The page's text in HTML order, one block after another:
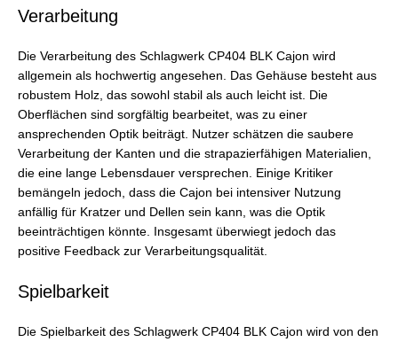
Verarbeitung
Die Verarbeitung des Schlagwerk CP404 BLK Cajon wird
allgemein als hochwertig angesehen. Das Gehäuse besteht aus
robustem Holz, das sowohl stabil als auch leicht ist. Die
Oberflächen sind sorgfältig bearbeitet, was zu einer
ansprechenden Optik beiträgt. Nutzer schätzen die saubere
Verarbeitung der Kanten und die strapazierfähigen Materialien,
die eine lange Lebensdauer versprechen. Einige Kritiker
bemängeln jedoch, dass die Cajon bei intensiver Nutzung
anfällig für Kratzer und Dellen sein kann, was die Optik
beeinträchtigen könnte. Insgesamt überwiegt jedoch das
positive Feedback zur Verarbeitungsqualität.
Spielbarkeit
Die Spielbarkeit des Schlagwerk CP404 BLK Cajon wird von den